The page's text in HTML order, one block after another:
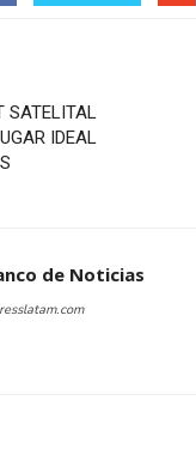
SATELITAL
IDEAL
de Noticias